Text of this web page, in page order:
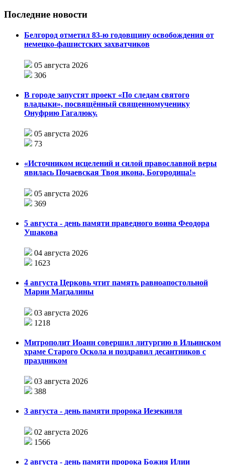
Последние новости
Белгород отметил 83-ю годовщину освобождения от
немецко-фашистских захватчиков
05 августа 2026
306
В городе запустят проект «По следам святого
владыки», посвящённый священномученику
Онуфрию Гагалюку.
05 августа 2026
73
«Источником исцелений и силой православной веры
явилась Почаевская Твоя икона, Богородица!»
05 августа 2026
369
5 августа - день памяти праведного воина Феодора
Ушакова
04 августа 2026
1623
4 августа Церковь чтит память равноапостольной
Марии Магдалины
03 августа 2026
1218
Митрополит Иоанн совершил литургию в Ильинском
храме Старого Оскола и поздравил десантников с
праздником
03 августа 2026
388
3 августа - день памяти пророка Иезекииля
02 августа 2026
1566
2 августа - день памяти пророка Божия Илии